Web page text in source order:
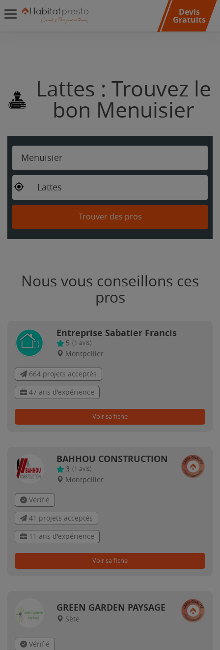
Devis
Gratuits
Lattes : Trouvez le
bon Menuisier
Menuisier
Lattes
Trouver des pros
Nous vous conseillons ces
pros
Entreprise Sabatier Francis
5 (1 avis)
Montpellier
664 projets acceptés
47 ans d'expérience
Voir sa fiche
BAHHOU CONSTRUCTION
3 (1 avis)
Montpellier
Vérifié
41 projets acceptés
11 ans d'expérience
Voir sa fiche
GREEN GARDEN PAYSAGE
Sète
Vérifié